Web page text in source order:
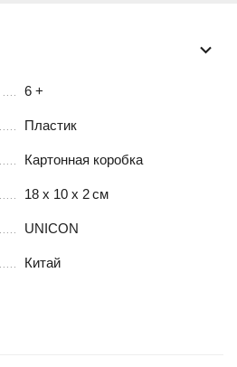
6 +
Пластик
Картонная коробка
18 х 10 х 2см
UNICON
Китай